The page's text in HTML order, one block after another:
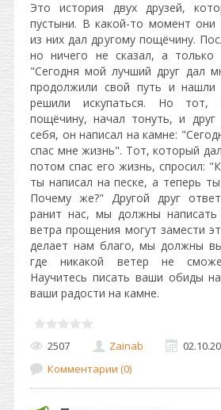
Это история двух друзей,
пустыни. В какой-то момент они
из них дал другому пощёчину.
но ничего не сказал, а только
"Сегодня мой лучший друг дал
продолжили свой путь и
решили искупаться. Но тот,
пощёчину, начал тонуть, и
себя, он написал на камне:
спас мне жизнь". Тот, который
потом спас его жизнь, спросил:
ты написал на песке, а теперь
Почему же?" Другой друг
ранит нас, мы должны написать
ветра прощения могут замести
делает нам благо, мы должны
где никакой ветер не
Научитесь писать ваши обиды
ваши радости на камне.
2507 Zainab
Комментарии (0)